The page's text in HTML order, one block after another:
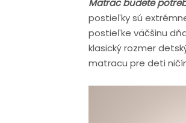
Matrac budete
postieľky sú
postieľke väčšinu
klasický rozmer
matracu pre deti